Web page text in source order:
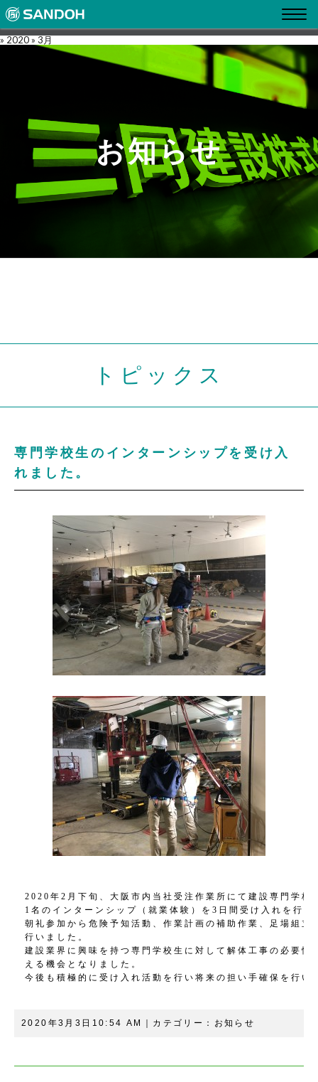
» 2020 » 3月
お知らせ
トピックス
専門学校生のインターンシップを受け入
れました。
2020年2月下旬、大阪市内当社受注作業所にて建設専門学校
1名のインターンシップ（就業体験）を3日間受け入れを行い
朝礼参加から危険予知活動、作業計画の補助作業、足場組立
行いました。
建設業界に興味を持つ専門学校生に対して解体工事の必要性
える機会となりました。
今後も積極的に受け入れ活動を行い将来の担い手確保を行い
2020年3月3日10:54 AM｜カテゴリー： お知らせ